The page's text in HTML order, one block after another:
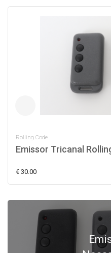
Rolling Code
Emissor Tricanal
€ 30.00